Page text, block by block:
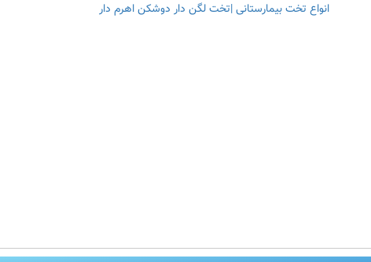
انواع تخت بیمارستانی |تخت لگن دار دوشکن اهرم دار